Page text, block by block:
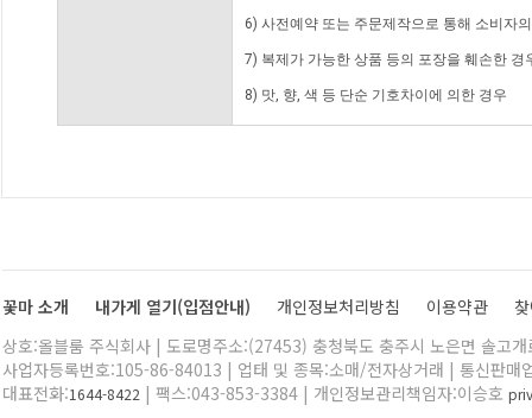
6) 사전예약 또는 주문제작으로 통해 소비자
7) 복제가 가능한 상품 등의 포장을 훼손한 경
8) 맛, 향, 색 등 단순 기호차이에 의한 경우
꽃마 소개 내가게 열기(입점안내) 개인정보처리방침 이용약관
상호:올블룸 주식회사 | 도로명주소:(27453) 충청북도 충주시 노은면 솔고
사업자등록번호:105-86-84013 | 업태 및 종목:소매/전자상거래 | 통신판매
대표전화:1644-8422 | 팩스:043-853-3384 | 개인정보관리책임자:이승호